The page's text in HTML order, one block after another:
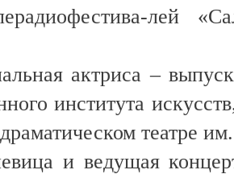
лей
актриса –
института
театре
и ведущая